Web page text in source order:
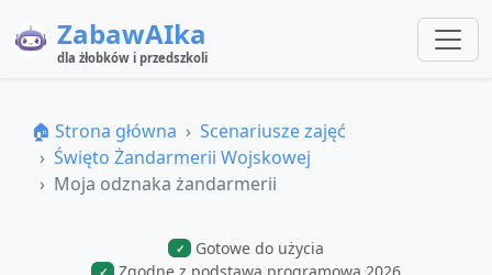
ZabawAIka
dla żłobków i przedszkoli
🏠 Strona główna
Scenariusze zajęć
Święto Żandarmerii Wojskowej
Moja odznaka żandarmerii
✓ Gotowe do użycia
✓